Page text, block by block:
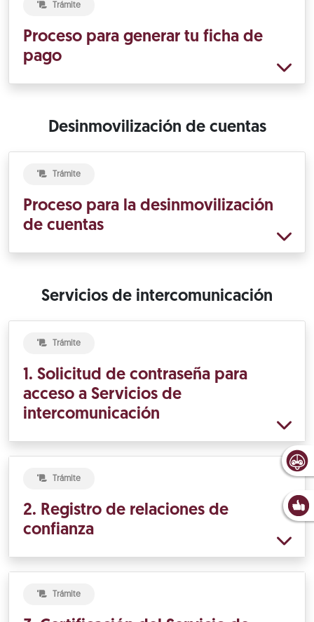
Trámite
Proceso para generar tu ficha de
pago
Desinmovilización de cuentas
Trámite
Proceso para la desinmovilización
de cuentas
Servicios de intercomunicación
Trámite
1. Solicitud de contraseña para
acceso a Servicios de
intercomunicación
Trámite
2. Registro de relaciones de
confianza
Trámite